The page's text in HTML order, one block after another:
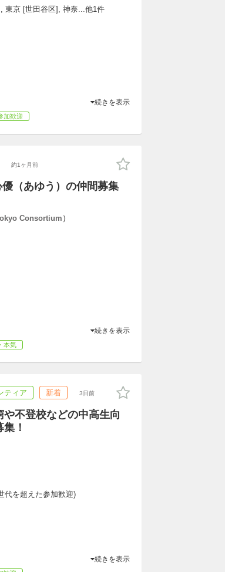
東京 [世田谷区], 神奈...他1件
続きを表示
加歓迎
約1ヶ月前
（あゆう）の仲間募集
Consortium）
続きを表示
本気
ティア 新着 3日前
や不登校などの中高生向
！
代を超えた参加歓迎)
続きを表示